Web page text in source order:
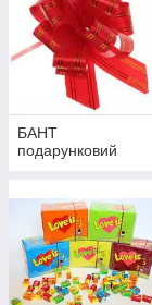
БАНТ
подарунковий